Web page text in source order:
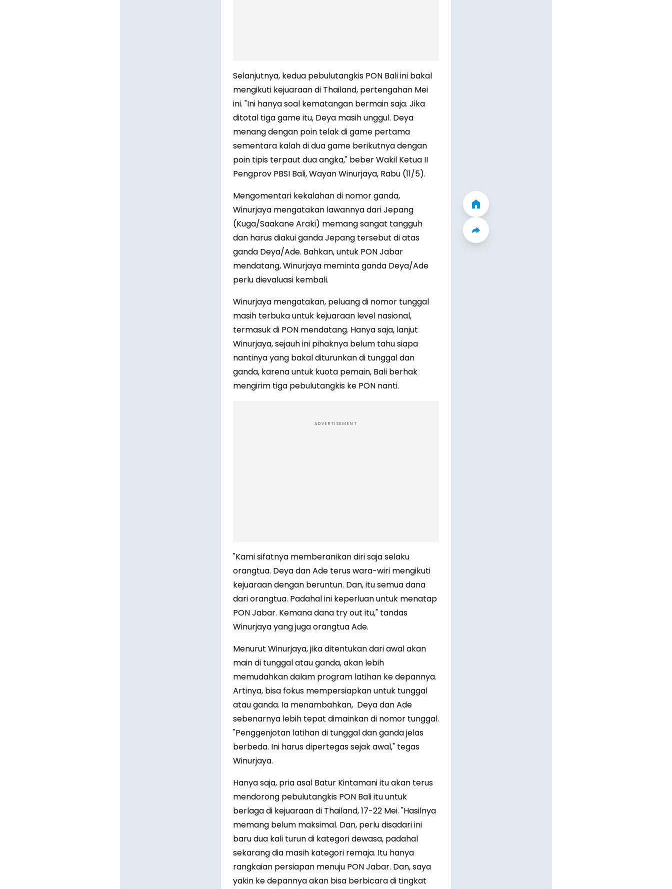
Selanjutnya, kedua pebulutangkis PON Bali ini bakal
mengikuti kejuaraan di Thailand, pertengahan Mei
ini. "Ini hanya soal kematangan bermain saja. Jika
ditotal tiga game itu, Deya masih unggul. Deya
menang dengan poin telak di game pertama
sementara kalah di dua game berikutnya dengan
poin tipis terpaut dua angka," beber Wakil Ketua II
Pengprov PBSI Bali, Wayan Winurjaya, Rabu (11/5).
Mengomentari kekalahan di nomor ganda,
Winurjaya mengatakan lawannya dari Jepang
(Kuga/Saakane Araki) memang sangat tangguh
dan harus diakui ganda Jepang tersebut di atas
ganda Deya/Ade. Bahkan, untuk PON Jabar
mendatang, Winurjaya meminta ganda Deya/Ade
perlu dievaluasi kembali.
Winurjaya mengatakan, peluang di nomor tunggal
masih terbuka untuk kejuaraan level nasional,
termasuk di PON mendatang. Hanya saja, lanjut
Winurjaya, sejauh ini pihaknya belum tahu siapa
nantinya yang bakal diturunkan di tunggal dan
ganda, karena untuk kuota pemain, Bali berhak
mengirim tiga pebulutangkis ke PON nanti.
ADVERTISEMENT
"Kami sifatnya memberanikan diri saja selaku
orangtua. Deya dan Ade terus wara-wiri mengikuti
kejuaraan dengan beruntun. Dan, itu semua dana
dari orangtua. Padahal ini keperluan untuk menatap
PON Jabar. Kemana dana try out itu," tandas
Winurjaya yang juga orangtua Ade.
Menurut Winurjaya, jika ditentukan dari awal akan
main di tunggal atau ganda, akan lebih
memudahkan dalam program latihan ke depannya.
Artinya, bisa fokus mempersiapkan untuk tunggal
atau ganda. Ia menambahkan, Deya dan Ade
sebenarnya lebih tepat dimainkan di nomor tunggal.
"Penggenjotan latihan di tunggal dan ganda jelas
berbeda. Ini harus dipertegas sejak awal," tegas
Winurjaya.
Hanya saja, pria asal Batur Kintamani itu akan terus
mendorong pebulutangkis PON Bali itu untuk
berlaga di kejuaraan di Thailand, 17-22 Mei. "Hasilnya
memang belum maksimal. Dan, perlu disadari ini
baru dua kali turun di kategori dewasa, padahal
sekarang dia masih kategori remaja. Itu hanya
rangkaian persiapan menuju PON Jabar. Dan, saya
yakin ke depannya akan bisa berbicara di tingkat